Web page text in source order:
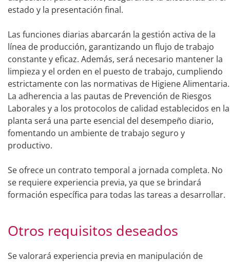
estado y la presentación final.
Las funciones diarias abarcarán la gestión activa de la
línea de producción, garantizando un flujo de trabajo
constante y eficaz. Además, será necesario mantener la
limpieza y el orden en el puesto de trabajo, cumpliendo
estrictamente con las normativas de Higiene Alimentaria.
La adherencia a las pautas de Prevención de Riesgos
Laborales y a los protocolos de calidad establecidos en la
planta será una parte esencial del desempeño diario,
fomentando un ambiente de trabajo seguro y
productivo.
Se ofrece un contrato temporal a jornada completa. No
se requiere experiencia previa, ya que se brindará
formación específica para todas las tareas a desarrollar.
Otros requisitos deseados
Se valorará experiencia previa en manipulación de